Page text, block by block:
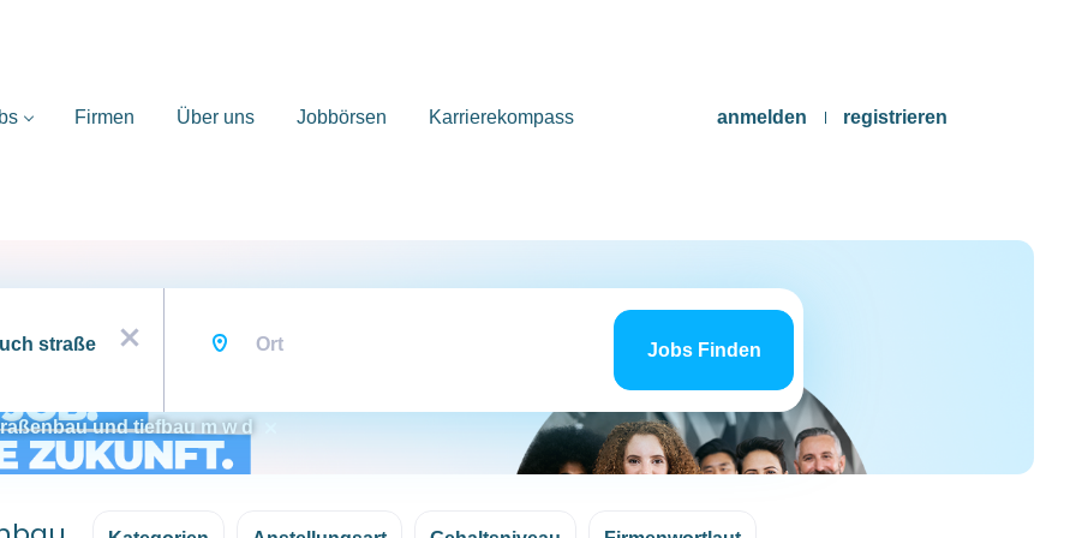
anmelden registrieren
Firmen Über uns Jobbörsen Karrierekompass
x
Jobs
findenJobs Finden
und tiefbau m w d